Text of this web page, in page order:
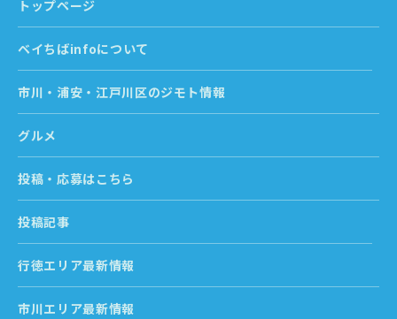
トップページ
ベイちばinfoについて
市川・浦安・江戸川区のジモト情報
グルメ
投稿・応募はこちら
投稿記事
行徳エリア最新情報
市川エリア最新情報